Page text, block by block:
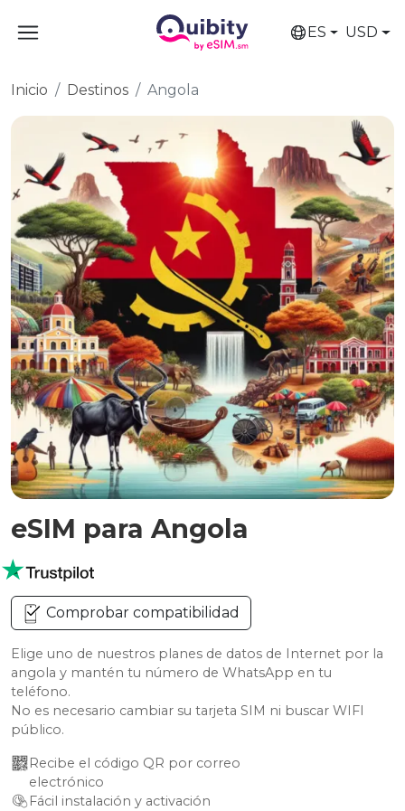
ES USD
Inicio Destinos Angola
eSIM para Angola
Comprobar compatibilidad
Elige uno de nuestros planes de datos de Internet por la
angola y mantén tu número de WhatsApp en tu
teléfono.
No es necesario cambiar su tarjeta SIM ni buscar WIFI
público.
Recibe el código QR por correo
electrónico
Fácil instalación y activación